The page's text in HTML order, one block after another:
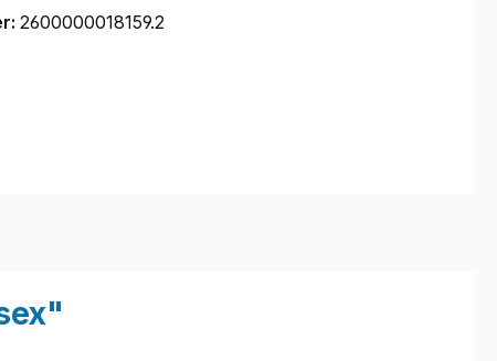
2600000018159.2